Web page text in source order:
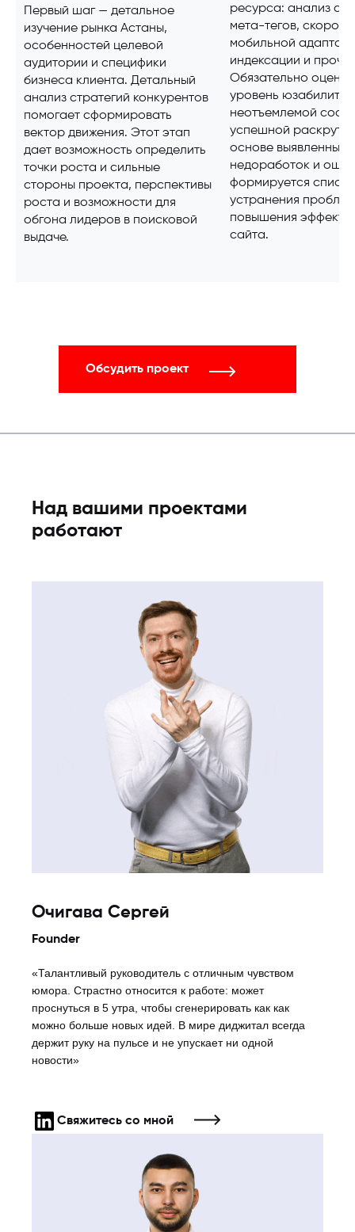
Первый шаг — детальное
изучение рынка Астаны,
особенностей целевой
аудитории и специфики
бизнеса клиента. Детальный
анализ стратегий конкурентов
помогает сформировать
вектор движения. Этот этап
дает возможность определить
точки роста и сильные
стороны проекта, перспективы
роста и возможности для
обгона лидеров в поисковой
выдаче.
ресурса: анализ
мета-тегов,
мобильной
индексации и
Обязательно
уровень юзабилити
неотъемлемой
успешной
основе выявленных
недоработок и
формируется
устранения
повышения
сайта.
Обсудить проект
Над вашими проектами
работают
Очигава Сергей
Founder
«Талантливый руководитель с отличным чувством
юмора. Страстно относится к работе: может
проснуться в 5 утра, чтобы сгенерировать как как
можно больше новых идей. В мире диджитал всегда
держит руку на пульсе и не упускает ни одной
новости»
Свяжитесь со мной